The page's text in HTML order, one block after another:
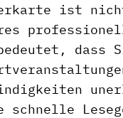
ist
dass
schnelle